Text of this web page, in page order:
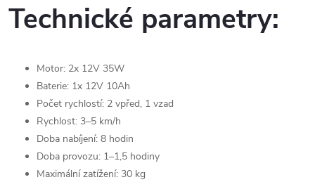
Technické parametry:
Motor: 2x 12V 35W
Baterie: 1x 12V 10Ah
Počet rychlostí: 2 vpřed, 1 vzad
Rychlost: 3–5 km/h
Doba nabíjení: 8 hodin
Doba provozu: 1–1,5 hodiny
Maximální zatížení: 30 kg